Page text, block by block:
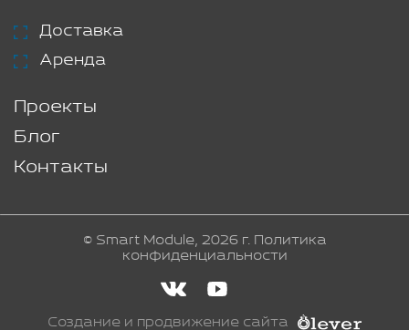
Доставка
Аренда
Проекты
Блог
Контакты
© Smart Module, 2026 г. Политика
конфиденциальности
Создание и продвижение сайта